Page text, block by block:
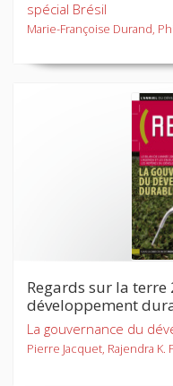
spécial Brésil
Marie-Françoise Durand,
Regards sur la
développement
La gouvernance du
Pierre Jacquet, Rajendra K.